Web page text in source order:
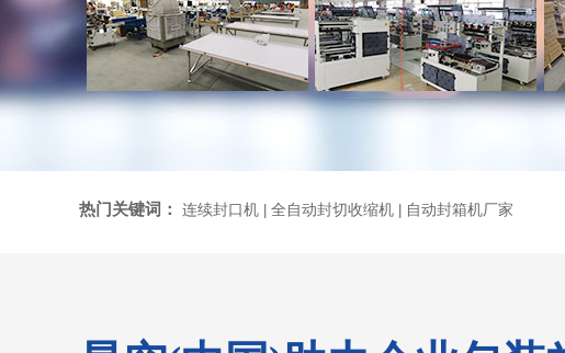
热门关键词： 连续封口机 全自动封切收缩机 自动封箱机厂家